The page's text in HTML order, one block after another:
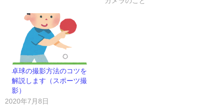
卓球の撮影方法のコツを
解説します（スポーツ撮
影）
2020年7月8日